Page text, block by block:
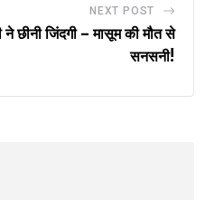
NEXT POST
ने छीनी जिंदगी – मासूम की मौत से
सनसनी!